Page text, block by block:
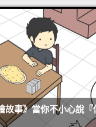
故事》當你不小心說